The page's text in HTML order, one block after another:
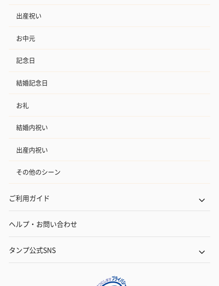
出産祝い
お中元
記念日
結婚記念日
お礼
結婚内祝い
出産内祝い
その他のシーン
ご利用ガイド
ヘルプ・お問い合わせ
タンプ公式SNS